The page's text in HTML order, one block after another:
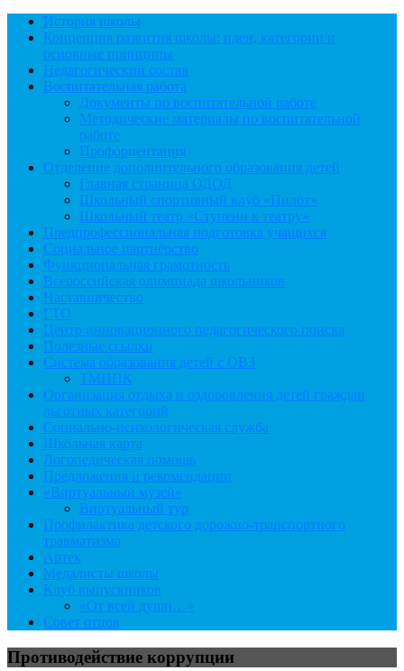
История школы
Концепция развития школы: идеи, категории и
основные принципы
Педагогический состав
Воспитательная работа
Документы по воспитательной работе
Методические материалы по воспитательной
работе
Профориентация
Отделение дополнительного образования детей
Главная страница ОДОД
Школьный спортивный клуб «Пилот»
Школьный театр «Ступени к театру»
Предпрофессиональная подготовка учащихся
Социальное партнёрство
Функциональная грамотность
Всероссийская олимпиада школьников
Наставничество
ГТО
Центр инновационного педагогического поиска
Полезные ссылки
Система образования детей с ОВЗ
ТМППК
Организация отдыха и оздоровления детей граждан
льготных категорий
Социально-психологическая служба
Школьная карта
Логопедическая помощь
Предложения и рекомендации
«Виртуальный музей»
Виртуальный тур
Профилактика детского дорожно-транспортного
травматизма
Артек
Медалисты школы
Клуб выпускников
«От всей души…»
Совет отцов
Противодействие коррупции